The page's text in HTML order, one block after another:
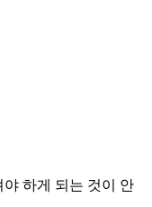
하게 되는 것이 안